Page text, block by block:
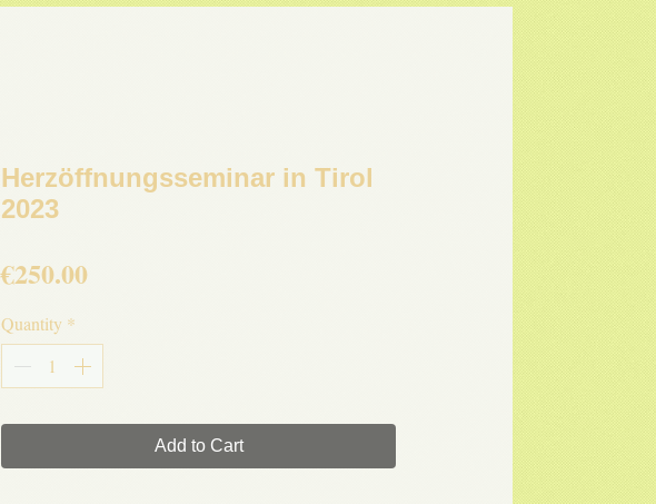
Herzöffnungsseminar in Tirol
2023
€250.00Price
Quantity *
Add to Cart